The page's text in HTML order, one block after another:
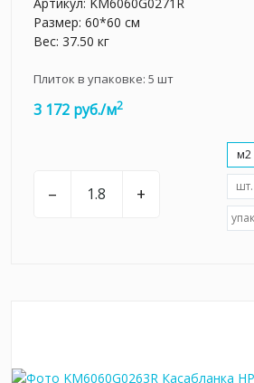
Артикул: KM6060G0271R
Размер: 60*60 см
Вес: 37.50 кг
Плиток в упаковке: 5 шт
3 172 руб./м2
– +
м2
шт.